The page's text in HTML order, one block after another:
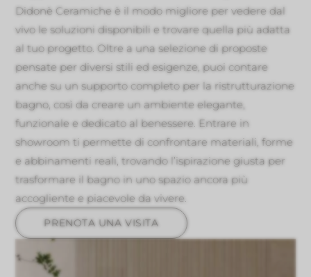
Didonè Ceramiche è il modo migliore per vedere dal
vivo le soluzioni disponibili e trovare quella più adatta
al tuo progetto. Oltre a una selezione di proposte
pensate per diversi stili ed esigenze, puoi contare
anche su un supporto completo per la ristrutturazione
bagno, così da creare un ambiente elegante,
funzionale e dedicato al benessere. Entrare in
showroom ti permette di confrontare materiali, forme
e abbinamenti reali, trovando l’ispirazione giusta per
trasformare il bagno in uno spazio ancora più
accogliente e piacevole da vivere.
PRENOTA UNA VISITA